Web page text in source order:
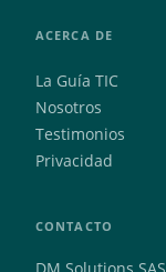
ACERCA DE
La Guía TIC
Nosotros
Testimonios
Privacidad
CONTACTO